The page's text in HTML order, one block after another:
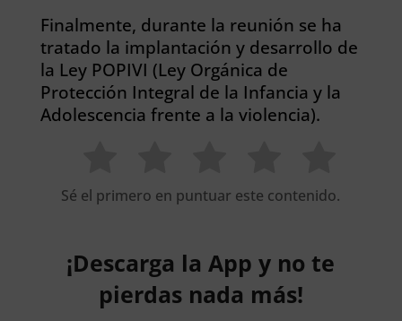
Finalmente, durante la reunión se ha
tratado la implantación y desarrollo de
la Ley POPIVI (Ley Orgánica de
Protección Integral de la Infancia y la
Adolescencia frente a la violencia).
Sé el primero en puntuar este contenido.
¡Descarga la App y no te
pierdas nada más!